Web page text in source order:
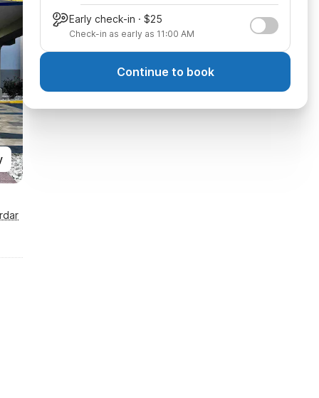
Early check-in · $25
Check-in as early as 11:00 AM
Continue to book